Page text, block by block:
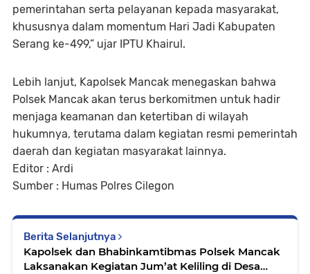
pemerintahan serta pelayanan kepada masyarakat,
khususnya dalam momentum Hari Jadi Kabupaten
Serang ke-499,” ujar IPTU Khairul.
Lebih lanjut, Kapolsek Mancak menegaskan bahwa
Polsek Mancak akan terus berkomitmen untuk hadir
menjaga keamanan dan ketertiban di wilayah
hukumnya, terutama dalam kegiatan resmi pemerintah
daerah dan kegiatan masyarakat lainnya.
Editor : Ardi
Sumber : Humas Polres Cilegon
Berita Selanjutnya
Kapolsek dan Bhabinkamtibmas Polsek Mancak
Laksanakan Kegiatan Jum’at Keliling di Desa